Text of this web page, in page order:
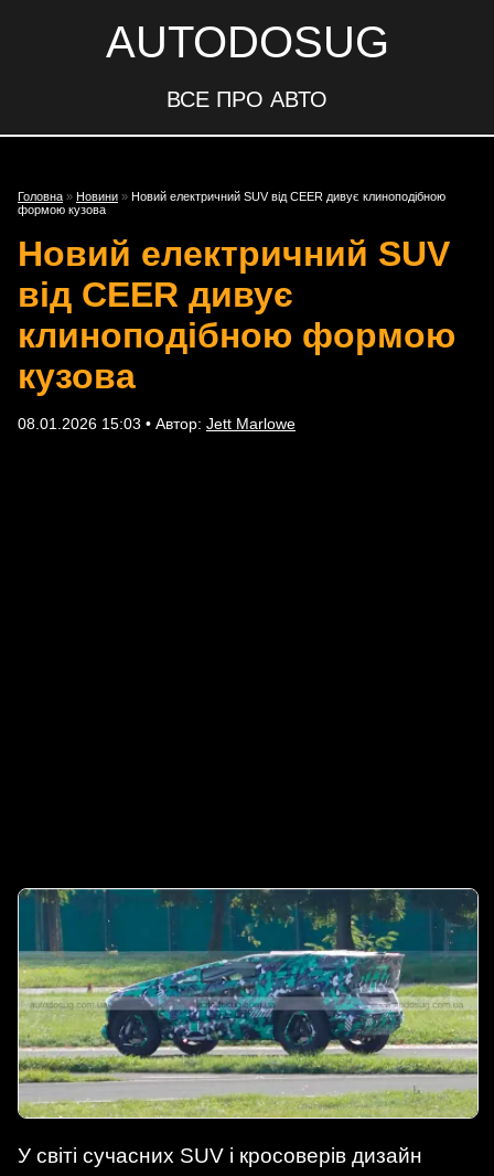
AUTODOSUG
ВСЕ ПРО АВТО
Головна » Новини » Новий електричний SUV від CEER дивує клиноподібною
формою кузова
Новий електричний SUV
від CEER дивує
клиноподібною формою
кузова
08.01.2026 15:03 • Автор: Jett Marlowe
У світі сучасних SUV і кросоверів дизайн